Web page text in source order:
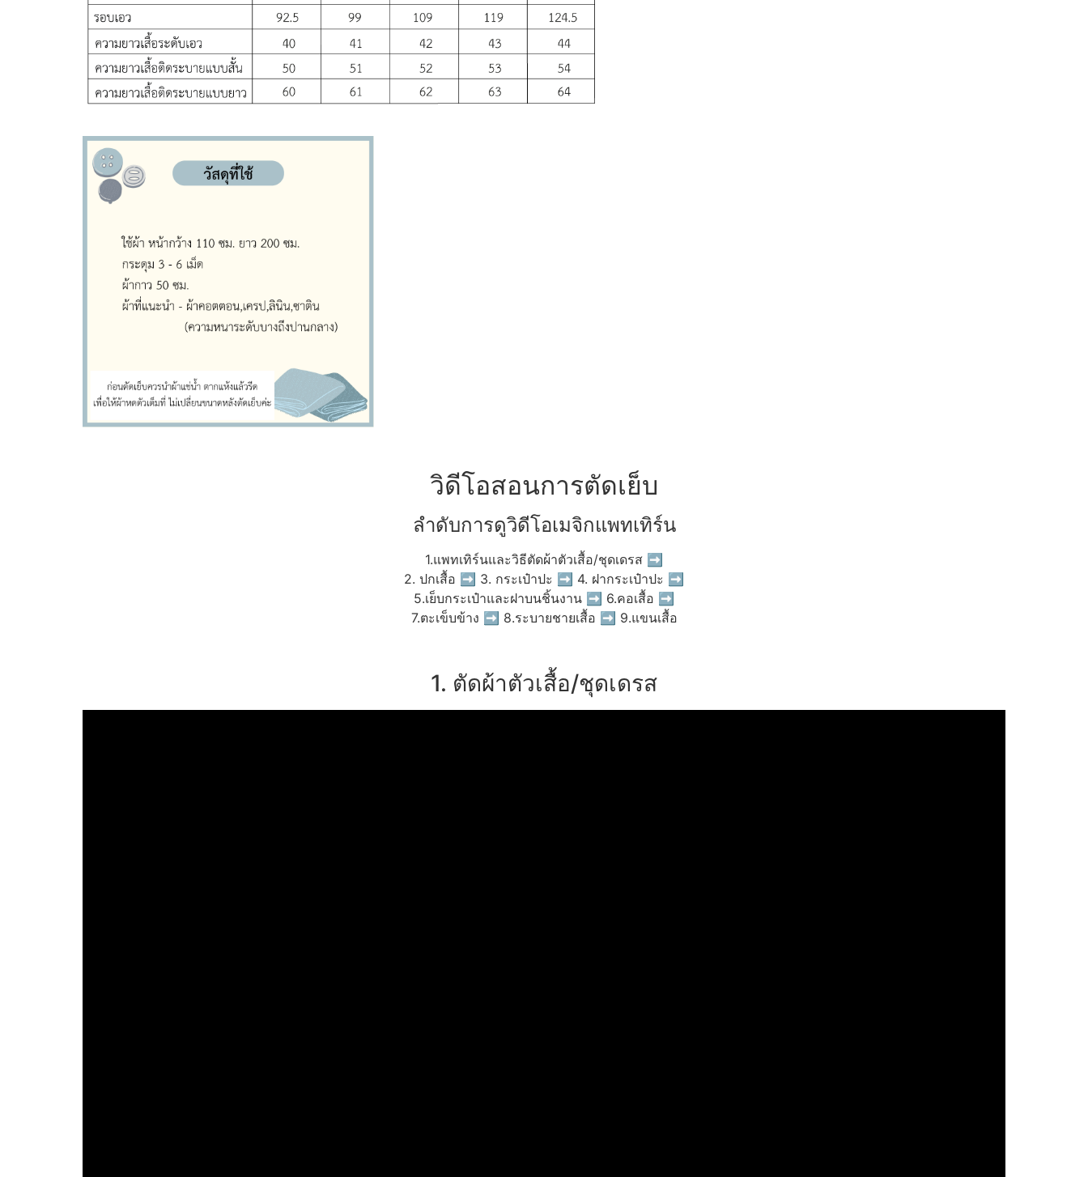
วิดีโอสอนการตัดเย็บ
ลำดับการดูวิดีโอเมจิกแพทเทิร์น
1.แพทเทิร์นและวิธีตัดผ้าตัวเสื้อ/ชุดเดรส ➡
2. ปกเสื้อ ➡ 3. กระเป๋าปะ ➡ 4. ฝากระเป๋าปะ ➡
5.เย็บกระเป๋าและฝาบนชิ้นงาน ➡ 6.คอเสื้อ ➡
7.ตะเข็บข้าง ➡ 8.ระบายชายเสื้อ ➡ 9.แขนเสื้อ
1. ตัดผ้าตัวเสื้อ/ชุดเดรส